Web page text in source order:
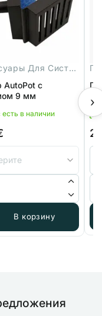
соединитель
Аксессуары Для Систем
AutoPot с
9 мм
есть в наличии
товара Фильтр
В корзину
–
›